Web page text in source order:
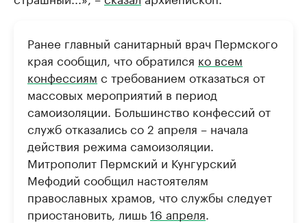
Ранее главный санитарный врач Пермского
края сообщил, что обратился ко всем
конфессиям с требованием отказаться от
массовых мероприятий в период
самоизоляции. Большинство конфессий от
служб отказались со 2 апреля – начала
действия режима самоизоляции.
Митрополит Пермский и Кунгурский
Мефодий сообщил настоятелям
православных храмов, что службы следует
приостановить, лишь16 апреля